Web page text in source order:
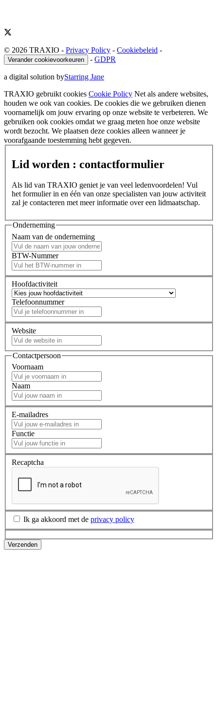
© 2026 TRAXIO - Privacy Policy - Cookiebeleid -
Verander cookievoorkeuren - GDPR
a digital solution byStarring Jane
TRAXIO gebruikt cookies Cookie Policy Net als andere websites,
houden we ook van cookies. De cookies die we gebruiken dienen
voornamelijk om jouw ervaring op onze website te verbeteren. We
gebruiken ook cookies omdat we graag meten hoe onze website
wordt bezocht. We plaatsen deze cookies alleen wanneer je
voorafgaande toestemming hebt gegeven.
Lid worden : contactformulier
Als lid van TRAXIO geniet je van veel ledenvoordelen! Vul
het formulier in en één van onze specialisten van jouw activiteit
zal je contacteren met meer informatie over een lidmaatschap.
Onderneming
Naam van de onderneming
BTW-Nummer
Hoofdactiviteit
Telefoonnummer
Website
Contactpersoon
Voornaam
Naam
E-mailadres
Functie
Recaptcha
Ik ga akkoord met de privacy policy